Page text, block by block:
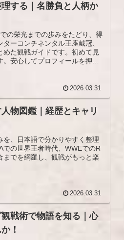
する｜名勝負と人柄か
の栄光までの歩みをたどり、得
ーコンチネンタル王座戴冠、
めた観戦ガイドです。初めて見
安心してプロフィールを押さ
2026.03.31
物図鑑｜経歴とキャリ
を、日本語で分かりやすく整理
での世界王者時代、WWEでのR
までを網羅し、観戦がもっと楽
2026.03.31
戦術で物語を知る｜心
！